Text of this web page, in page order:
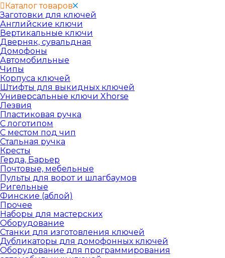
Каталог товаров
Заготовки для ключей
Английские ключи
Вертикальные ключи
Дверняк, сувальдная
Домофоны
Автомобильные
Чипы
Корпуса ключей
Штифты для выкидных ключей
Универсальные ключи Xhorse
Лезвия
Пластиковая ручка
С логотипом
С местом под чип
Стальная ручка
Кресты
Герда, Барьер
Почтовые, мебельные
Пульты для ворот и шлагбаумов
Ригельные
Финские (аблой)
Прочее
Наборы для мастерских
Оборудование
Станки для изготовления ключей
Дубликаторы для домофонных ключей
Оборудование для программирования